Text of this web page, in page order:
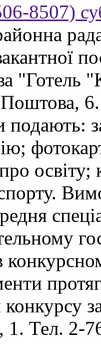
8507)
"Готель
6.
подають:
1. Тел. 2-